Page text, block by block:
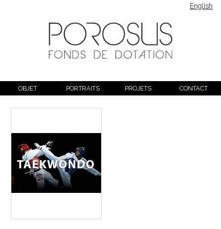
English
OBJET PORTRAITS PROJETS CONTACT